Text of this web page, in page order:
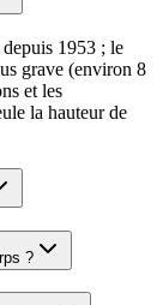
1953 ; le
grave (environ 8
et les
la hauteur de
?